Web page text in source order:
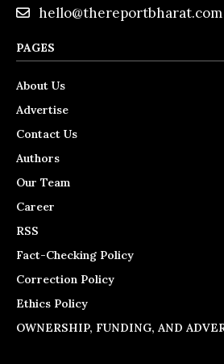
hello@thereportbharat.com
PAGES
About Us
Advertise
Contact Us
Authors
Our Team
Career
RSS
Fact-Checking Policy
Correction Policy
Ethics Policy
OWNERSHIP, FUNDING, AND